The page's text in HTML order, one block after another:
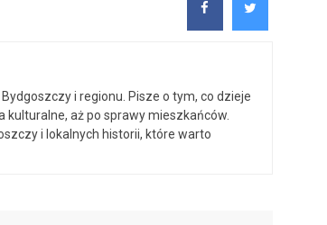
i regionu. Pisze o tym, co dzieje
aż po sprawy mieszkańców.
i lokalnych historii, które warto